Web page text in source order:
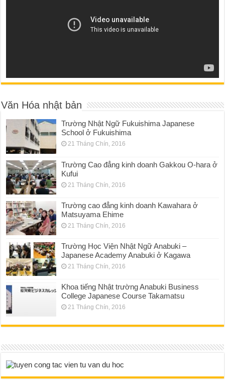
Văn Hóa nhật bản
Trường Nhật Ngữ Fukuishima Japanese
School ở Fukuishima
21 Tháng Chín, 2016
Trường Cao đẳng kinh doanh Gakkou O-hara ở
Kufui
21 Tháng Chín, 2016
Trường cao đẳng kinh doanh Kawahara ở
Matsuyama Ehime
21 Tháng Chín, 2016
Trường Học Viện Nhật Ngữ Anabuki –
Japanese Academy Anabuki ở Kagawa
21 Tháng Chín, 2016
Khoa tiếng Nhật trường Anabuki Business
College Japanese Course Takamatsu
21 Tháng Chín, 2016